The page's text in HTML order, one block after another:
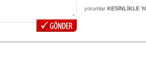
yorumlar KESİNLİKLE